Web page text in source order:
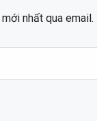
nhất qua email.